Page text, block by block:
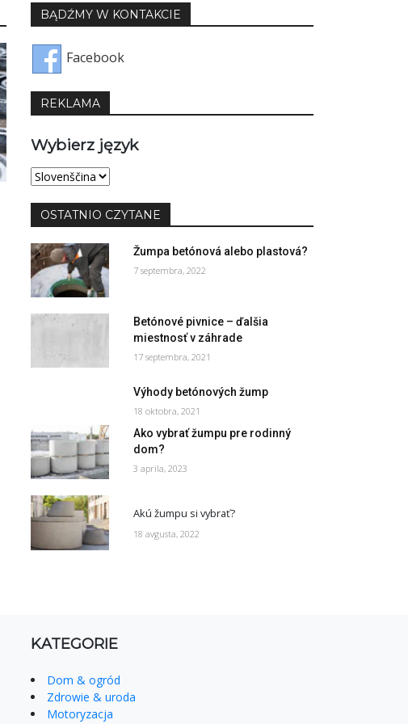
BĄDŹMY W KONTAKCIE
Facebook
REKLAMA
Wybierz język
Wybierz
OSTATNIO CZYTANE
Žumpa betónová alebo plastová?
7 septembra, 2022
Betónové pivnice – ďalšia
miestnosť v záhrade
17 septembra, 2021
Výhody betónových žump
18 oktobra, 2021
Ako vybrať žumpu pre rodinný
dom?
3 aprila, 2023
Akú žumpu si vybrať?
18 avgusta, 2022
KATEGORIE
Dom & ogród
Zdrowie & uroda
Motoryzacja